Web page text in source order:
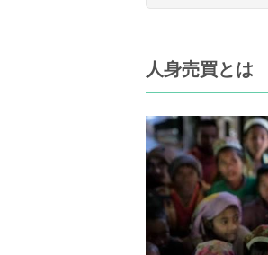
人身売買とは